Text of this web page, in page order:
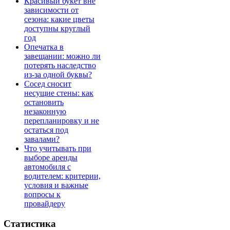
зависимости от
сезона: какие цветы
доступны круглый
год
Опечатка в
завещании: можно ли
потерять наследство
из-за одной буквы?
Сосед сносит
несущие стены: как
остановить
незаконную
перепланировку и не
остаться под
завалами?
Что учитывать при
выборе аренды
автомобиля с
водителем: критерии,
условия и важные
вопросы к
провайдеру
Статистика